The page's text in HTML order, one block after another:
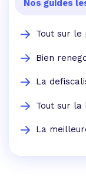
Nos guides
Tout sur
Bien
La
Tout sur la
La